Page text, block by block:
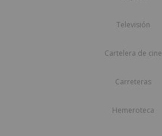
Televisión
Cartelera de cine
Carreteras
Hemeroteca